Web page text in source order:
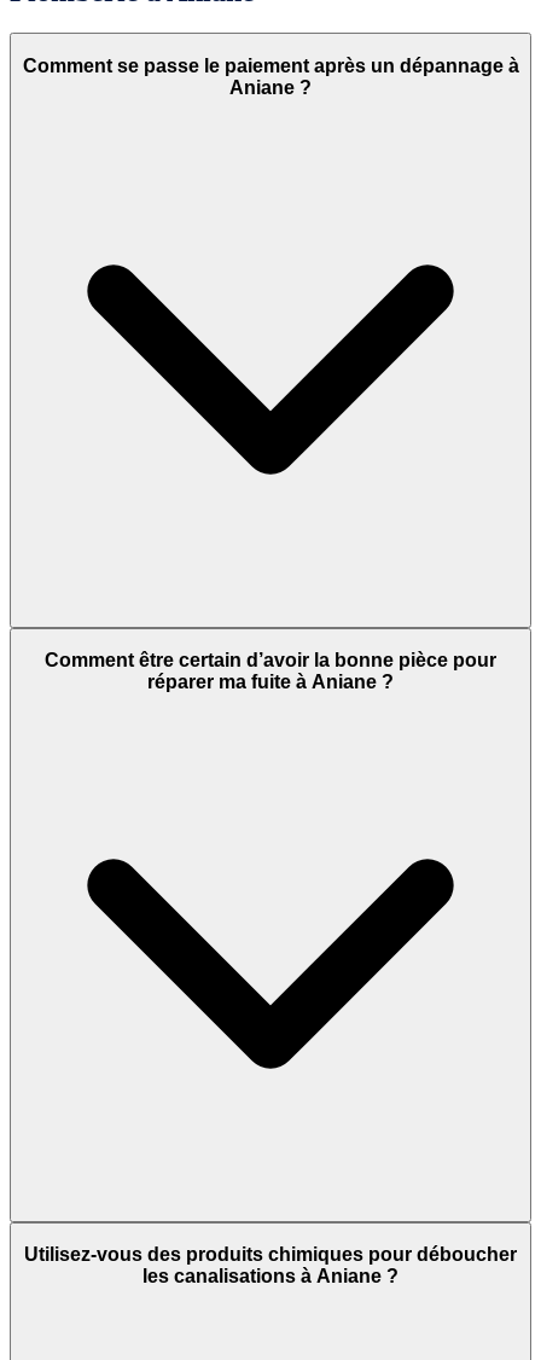
Comment se passe le paiement après un dépannage à
Aniane ?
Comment être certain d’avoir la bonne pièce pour
réparer ma fuite à Aniane ?
Utilisez-vous des produits chimiques pour déboucher
les canalisations à Aniane ?